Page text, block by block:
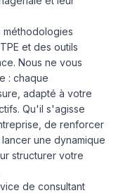
méthodologies
et des outils
Nous ne vous
: chaque
adapté à votre
Qu'il s'agisse
de renforcer
une dynamique
structurer votre
de consultant